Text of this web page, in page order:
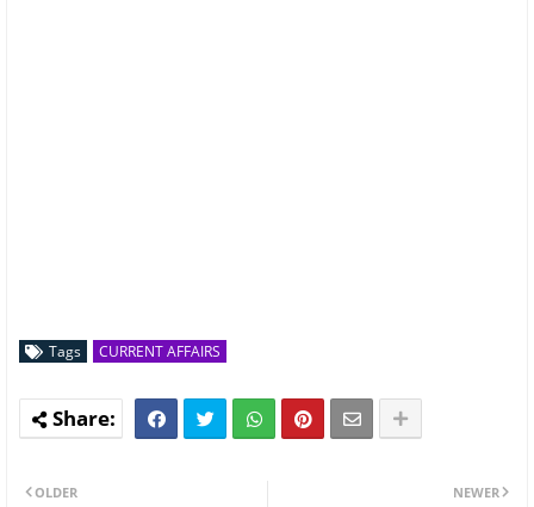
Tags CURRENT AFFAIRS
NEWER
OLDER